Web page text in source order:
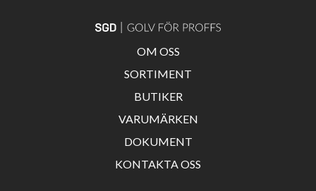
OM OSS
SORTIMENT
BUTIKER
VARUMÄRKEN
DOKUMENT
KONTAKTA OSS